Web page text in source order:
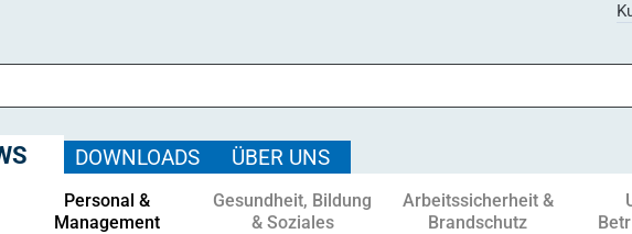
DOWNLOADS ÜBER UNS
Personal &
Management
Gesundheit, Bildung
& Soziales
Arbeitssicherheit &
Brandschutz